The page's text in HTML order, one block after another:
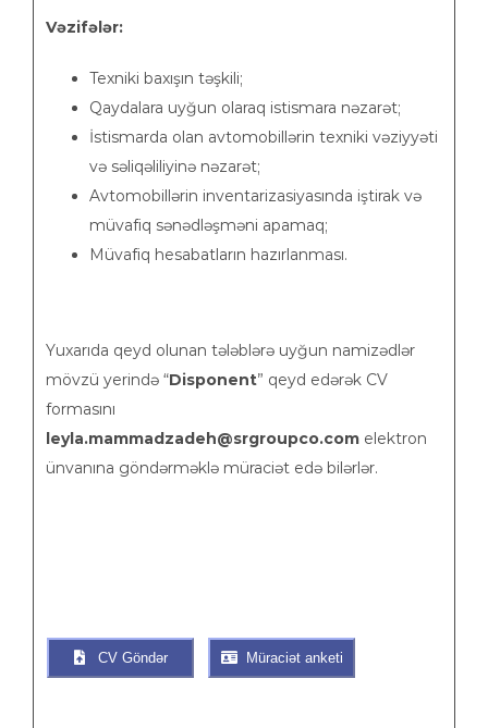
Vəzifələr:
Texniki baxışın təşkili;
Qaydalara uyğun olaraq istismara nəzarət;
İstismarda olan avtomobillərin texniki vəziyyəti
və səliqəliliyinə nəzarət;
Avtomobillərin inventarizasiyasında iştirak və
müvafiq sənədləşməni apamaq;
Müvafiq hesabatların hazırlanması.
Yuxarıda qeyd olunan tələblərə uyğun namizədlər
mövzü yerində “Disponent” qeyd edərək CV
formasını
leyla.mammadzadeh@srgroupco.com elektron
ünvanına göndərməklə müraciət edə bilərlər.
CV Göndər Müraciət anketi